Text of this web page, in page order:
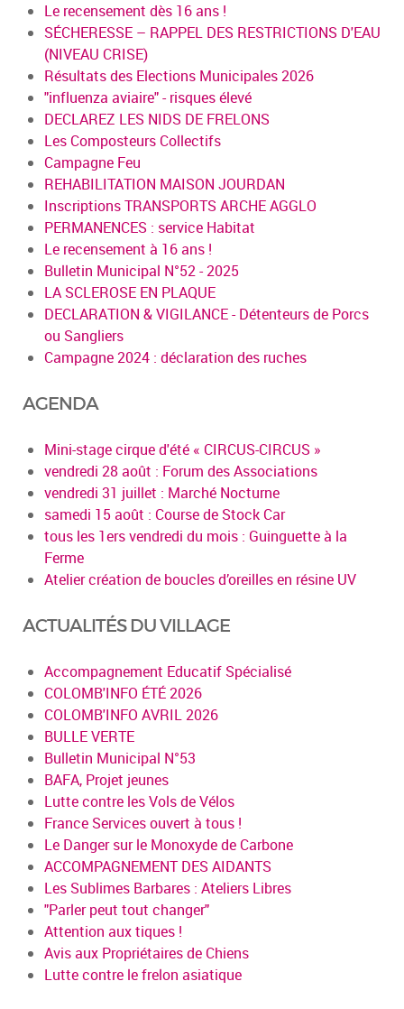
Le recensement dès 16 ans !
SÉCHERESSE – RAPPEL DES RESTRICTIONS D'EAU
(NIVEAU CRISE)
Résultats des Elections Municipales 2026
"influenza aviaire" - risques élevé
DECLAREZ LES NIDS DE FRELONS
Les Composteurs Collectifs
Campagne Feu
REHABILITATION MAISON JOURDAN
Inscriptions TRANSPORTS ARCHE AGGLO
PERMANENCES : service Habitat
Le recensement à 16 ans !
Bulletin Municipal N°52 - 2025
LA SCLEROSE EN PLAQUE
DECLARATION & VIGILANCE - Détenteurs de Porcs
ou Sangliers
Campagne 2024 : déclaration des ruches
AGENDA
Mini-stage cirque d'été « CIRCUS-CIRCUS »
vendredi 28 août : Forum des Associations
vendredi 31 juillet : Marché Nocturne
samedi 15 août : Course de Stock Car
tous les 1ers vendredi du mois : Guinguette à la
Ferme
Atelier création de boucles d’oreilles en résine UV
ACTUALITÉS DU VILLAGE
Accompagnement Educatif Spécialisé
COLOMB'INFO ÉTÉ 2026
COLOMB'INFO AVRIL 2026
BULLE VERTE
Bulletin Municipal N°53
BAFA, Projet jeunes
Lutte contre les Vols de Vélos
France Services ouvert à tous !
Le Danger sur le Monoxyde de Carbone
ACCOMPAGNEMENT DES AIDANTS
Les Sublimes Barbares : Ateliers Libres
"Parler peut tout changer"
Attention aux tiques !
Avis aux Propriétaires de Chiens
Lutte contre le frelon asiatique